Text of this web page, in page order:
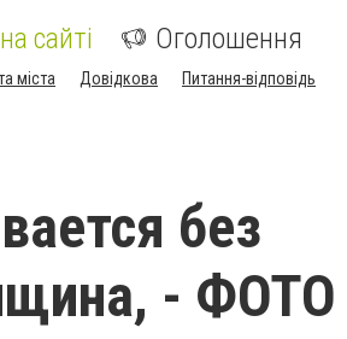
сайті Оголошення
міста Довідкова Питання-відповідь
без
- ФОТО